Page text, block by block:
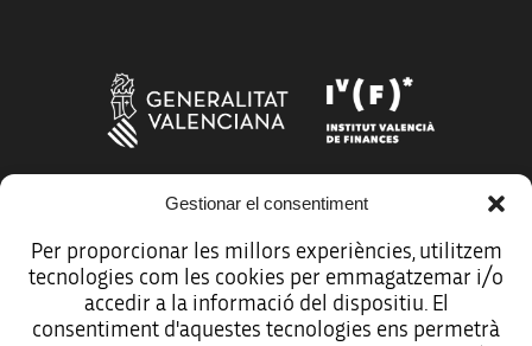
Gestionar el consentiment
Per proporcionar les millors experiències, utilitzem
tecnologies com les cookies per emmagatzemar i/o
accedir a la informació del dispositiu. El
consentiment d'aquestes tecnologies ens permetrà